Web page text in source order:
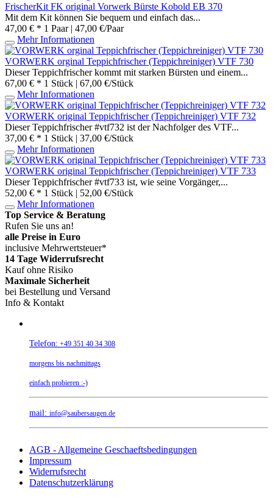
FrischerKit FK original Vorwerk Bürste Kobold EB 370
Mit dem Kit können Sie bequem und einfach das...
47,00 € * 1 Paar | 47,00 €/Paar
Mehr Informationen
VORWERK orginal Teppichfrischer (Teppichreiniger) VTF 730
Dieser Teppichfrischer kommt mit starken Bürsten und einem...
67,00 € * 1 Stück | 67,00 €/Stück
Mehr Informationen
VORWERK original Teppichfrischer (Teppichreiniger) VTF 732
Dieser Teppichfrischer #vtf732 ist der Nachfolger des VTF...
37,00 € * 1 Stück | 37,00 €/Stück
Mehr Informationen
VORWERK original Teppichfrischer (Teppichreiniger) VTF 733
Dieser Teppichfrischer #vtf733 ist, wie seine Vorgänger,...
52,00 € * 1 Stück | 52,00 €/Stück
Mehr Informationen
Top Service & Beratung
Rufen Sie uns an!
alle Preise in Euro
inclusive Mehrwertsteuer*
14 Tage Widerrufsrecht
Kauf ohne Risiko
Maximale Sicherheit
bei Bestellung und Versand
Info & Kontakt
Telefon: +49 351 40 34 308
morgens bis nachmittags
einfach probieren :-)
mail: info@saubersaugen.de
AGB - Allgemeine Geschaeftsbedingungen
Impressum
Widerrufsrecht
Datenschutzerklärung